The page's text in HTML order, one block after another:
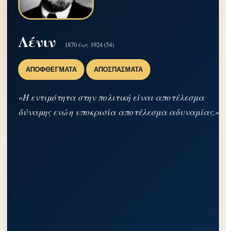
Λένιν 1870 έως 1924 (54)
ΑΠΟΦΘΈΓΜΑΤΑ ΑΠΟΣΠΆΣΜΑΤΑ
«Η εντιμότητα στην πολιτική είναι αποτέλεσμα
δύναμης ενώ η υποκρισία αποτέλεσμα αδυναμίας.»